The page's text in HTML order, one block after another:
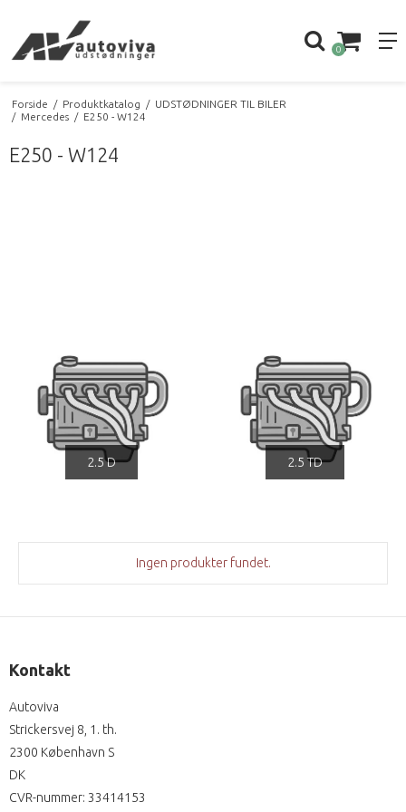
0
Forside / Produktkatalog / UDSTØDNINGER TIL BILER
/ Mercedes / E250 - W124
E250 - W124
2.5 D 2.5 TD
Ingen produkter fundet.
Kontakt
Autoviva
Strickersvej 8, 1. th.
2300 København S
DK
CVR-nummer: 33414153